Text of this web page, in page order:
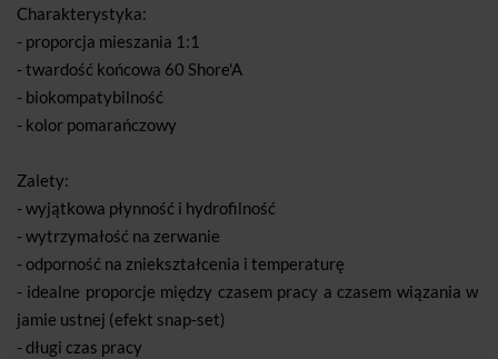
Charakterystyka:
- proporcja mieszania 1:1
- twardość końcowa 60 Shore'A
- biokompatybilność
- kolor pomarańczowy
Zalety:
- wyjątkowa płynność i hydrofilność
- wytrzymałość na zerwanie
- odporność na zniekształcenia i temperaturę
- idealne proporcje między czasem pracy a czasem wiązania w
jamie ustnej (efekt snap-set)
- długi czas pracy